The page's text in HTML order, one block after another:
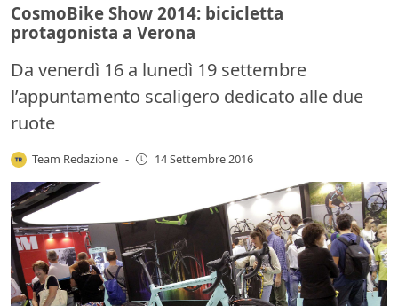
CosmoBike Show 2014: bicicletta
protagonista a Verona
Da venerdì 16 a lunedì 19 settembre
l’appuntamento scaligero dedicato alle due
ruote
Team Redazione - 14 Settembre 2016